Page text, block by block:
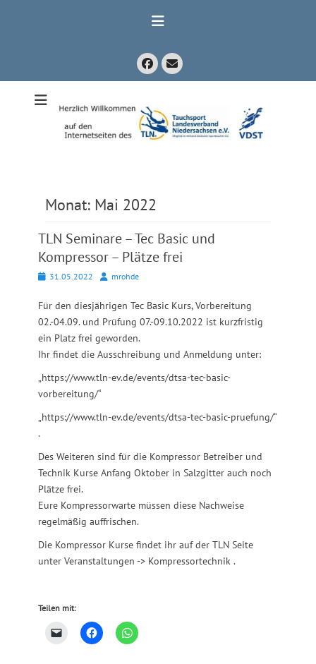
Facebook
E-
Mail
Tauchsport
Landesverband
Monat: Mai 2022
TLN Seminare – Tec Basic und
Kompressor – Plätze frei
Posted31.05.2022 Autormrohde
Für den diesjährigen Tec Basic Kurs, Vorbereitung
02.-04.09. und Prüfung 07.-09.10.2022 ist kurzfristig
ein Platz frei geworden.
Ihr findet die Ausschreibung und Anmeldung unter:
„https://www.tln-ev.de/events/dtsa-tec-basic-
vorbereitung/“
„https://www.tln-ev.de/events/dtsa-tec-basic-pruefung/“
.
Des Weiteren sind für die Kompressor Betreiber und
Technik Kurse Anfang Oktober in Salzgitter auch noch
Plätze frei.
Eure Kompressorwarte müssen diese Nachweise
regelmäßig auffrischen.
Die Kompressor Kurse findet ihr auf der TLN Seite
unter Veranstaltungen -> Kompressortechnik .
Teilen mit: